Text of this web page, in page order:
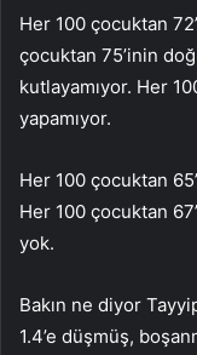
Her 100 çocuktan
çocuktan 75’inin
kutlayamıyor. Her
yapamıyor.
Her 100 çocuktan
Her 100 çocuktan
yok.
Bakın ne diyor
1.4’e düşmüş,